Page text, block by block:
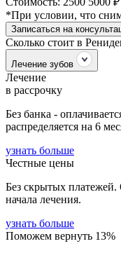
*При условии, что
Записаться на
Сколько стоит в
Лечение зубов
Лечение
в рассрочку
Без банка -
распределяется на 6
узнать больше
Честные цены
Без скрытых
начала лечения.
узнать больше
Поможем вернуть 13%